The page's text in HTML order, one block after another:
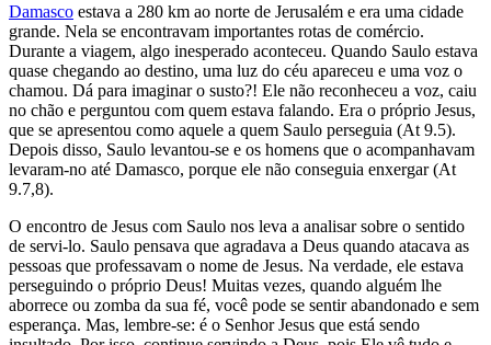
Damasco estava a 280 km ao norte de Jerusalém e era uma cidade
grande. Nela se encontravam importantes rotas de comércio.
Durante a viagem, algo inesperado aconteceu. Quando Saulo estava
quase chegando ao destino, uma luz do céu apareceu e uma voz o
chamou. Dá para imaginar o susto?! Ele não reconheceu a voz, caiu
no chão e perguntou com quem estava falando. Era o próprio Jesus,
que se apresentou como aquele a quem Saulo perseguia (At 9.5).
Depois disso, Saulo levantou-se e os homens que o acompanhavam
levaram-no até Damasco, porque ele não conseguia enxergar (At
9.7,8).
O encontro de Jesus com Saulo nos leva a analisar sobre o sentido
de servi-lo. Saulo pensava que agradava a Deus quando atacava as
pessoas que professavam o nome de Jesus. Na verdade, ele estava
perseguindo o próprio Deus! Muitas vezes, quando alguém lhe
aborrece ou zomba da sua fé, você pode se sentir abandonado e sem
esperança. Mas, lembre-se: é o Senhor Jesus que está sendo